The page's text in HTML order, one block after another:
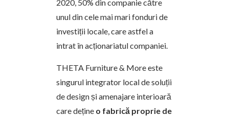
2020, 50% din companie către
unul din cele mai mari fonduri de
investiții locale, care astfel a
intrat în acționariatul companiei.
THETA Furniture & More este
singurul integrator local de soluții
de design și amenajare interioară
care deține o fabrică proprie de